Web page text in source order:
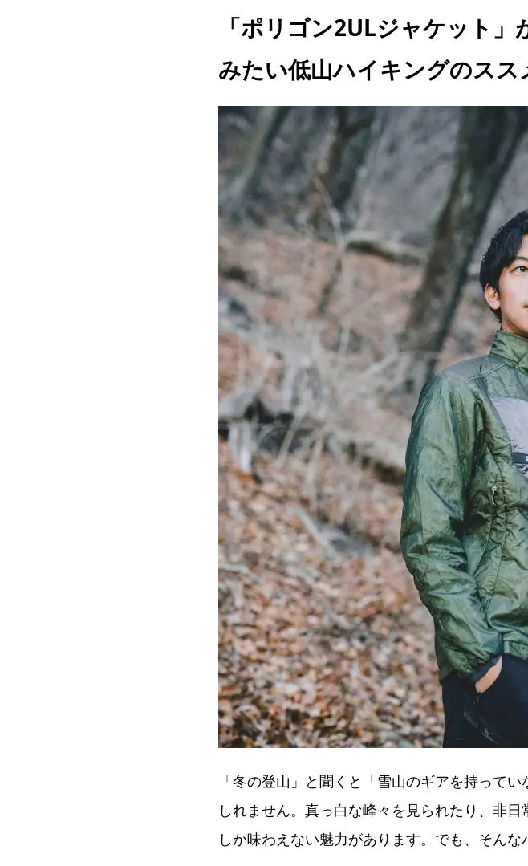
「ポリゴン2ULジャケット
みたい低山ハイキングのスス
「冬の登山」と聞くと「雪山のギアを持って
しれません。真っ白な峰々を見られたり、非
しか味わえない魅力があります。でも、そん